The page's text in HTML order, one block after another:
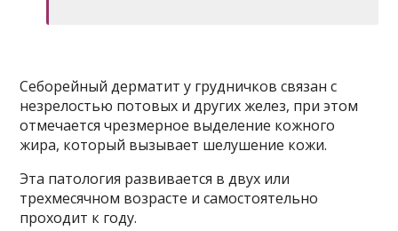
Себорейный дерматит у грудничков связан с
незрелостью потовых и других желез, при этом
отмечается чрезмерное выделение кожного
жира, который вызывает шелушение кожи.
Эта патология развивается в двух или
трехмесячном возрасте и самостоятельно
проходит к году.